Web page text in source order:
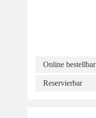
Online bestellbar
Reservierbar